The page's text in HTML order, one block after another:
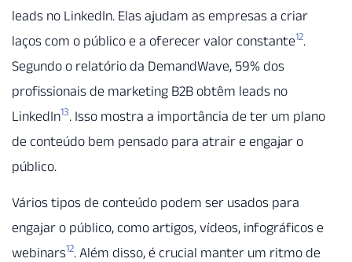
leads no LinkedIn. Elas ajudam as empresas a criar
laços com o público e a oferecer valor constante12.
Segundo o relatório da DemandWave, 59% dos
profissionais de marketing B2B obtêm leads no
LinkedIn13. Isso mostra a importância de ter um plano
de conteúdo bem pensado para atrair e engajar o
público.
Vários tipos de conteúdo podem ser usados para
engajar o público, como artigos, vídeos, infográficos e
webinars12. Além disso, é crucial manter um ritmo de